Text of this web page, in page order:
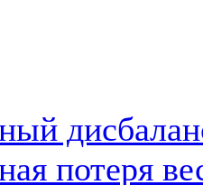
потеря